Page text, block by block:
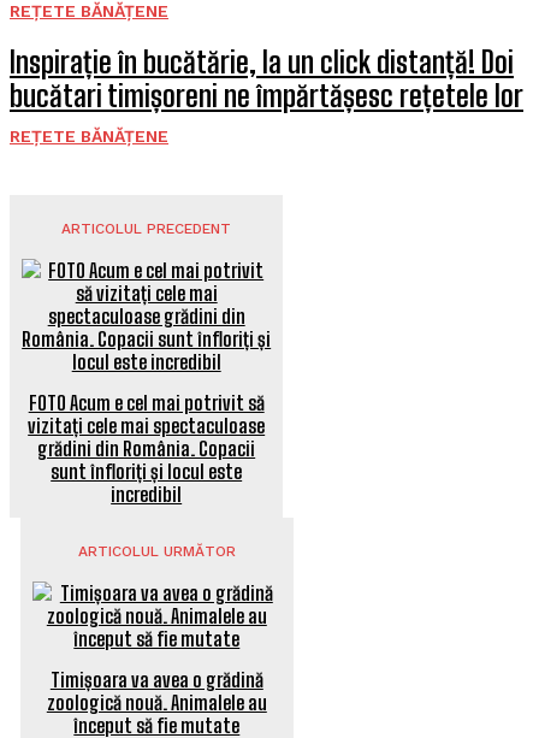
REȚETE BĂNĂȚENE
Inspirație în bucătărie, la un click distanță! Doi
bucătari timișoreni ne împărtășesc rețetele lor
REȚETE BĂNĂȚENE
ARTICOLUL PRECEDENT
FOTO Acum e cel mai potrivit să
vizitați cele mai spectaculoase
grădini din România. Copacii
sunt înfloriți și locul este
incredibil
ARTICOLUL URMĂTOR
Timișoara va avea o grădină
zoologică nouă. Animalele au
început să fie mutate